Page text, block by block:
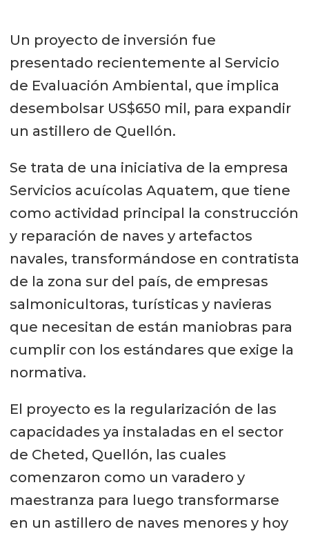
Un proyecto de inversión fue
presentado recientemente al Servicio
de Evaluación Ambiental, que implica
desembolsar US$650 mil, para expandir
un astillero de Quellón.
Se trata de una iniciativa de la empresa
Servicios acuícolas Aquatem, que tiene
como actividad principal la construcción
y reparación de naves y artefactos
navales, transformándose en contratista
de la zona sur del país, de empresas
salmonicultoras, turísticas y navieras
que necesitan de están maniobras para
cumplir con los estándares que exige la
normativa.
El proyecto es la regularización de las
capacidades ya instaladas en el sector
de Cheted, Quellón, las cuales
comenzaron como un varadero y
maestranza para luego transformarse
en un astillero de naves menores y hoy